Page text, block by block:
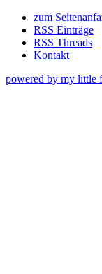
zum
RSS Einträge
RSS Threads
Kontakt
powered by my little